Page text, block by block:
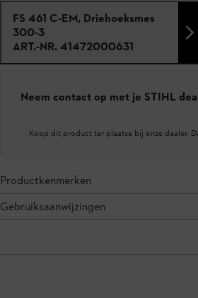
FS 461 C-EM, Driehoeksmes
300-3
ART.-NR. 41472000631
Neem contact op met je STIHL
Koop dit product ter plaatse bij onze dealer.
Productkenmerken
Gebruiksaanwijzingen